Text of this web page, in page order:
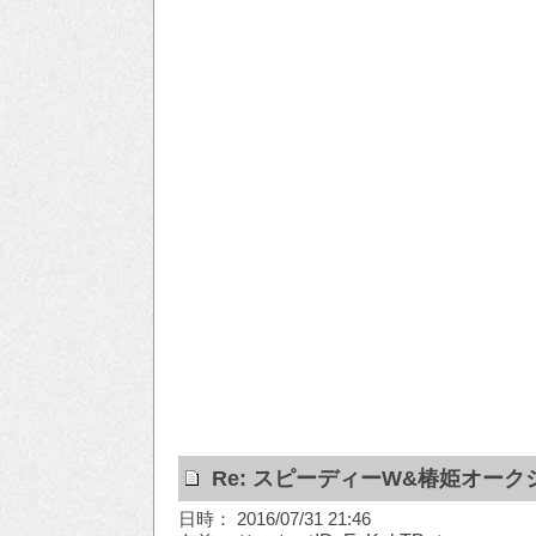
Re: スピーディーW&椿姫オーク
日時： 2016/07/31 21:46